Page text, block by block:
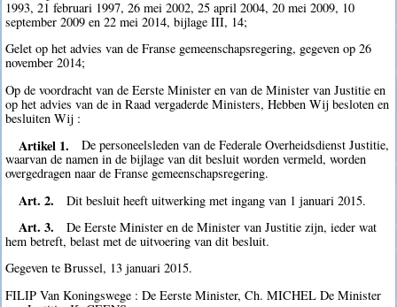
1993, 21 februari 1997, 26 mei 2002, 25 april 2004, 20 mei 2009, 10
september 2009 en 22 mei 2014, bijlage III, 14;
Gelet op het advies van de Franse gemeenschapsregering, gegeven op 26
november 2014;
Op de voordracht van de Eerste Minister en van de Minister van Justitie en
op het advies van de in Raad vergaderde Ministers, Hebben Wij besloten en
besluiten Wij :
Artikel 1.
De personeelsleden van de Federale Overheidsdienst Justitie,
waarvan de namen in de bijlage van dit besluit worden vermeld, worden
overgedragen naar de Franse gemeenschapsregering.
Art. 2. Dit besluit heeft uitwerking met ingang van 1 januari 2015.
Art. 3.
De Eerste Minister en de Minister van Justitie zijn, ieder wat
hem betreft, belast met de uitvoering van dit besluit.
Gegeven te Brussel, 13 januari 2015.
FILIP Van Koningswege : De Eerste Minister, Ch. MICHEL De Minister